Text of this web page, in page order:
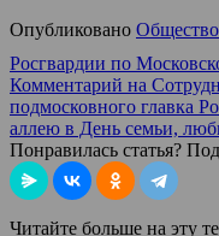
Опубликовано Общество
Росгвардии по
Комментарий на
подмосковного главка
аллею в День семьи,
Понравилась статья?
Читайте больше на эту